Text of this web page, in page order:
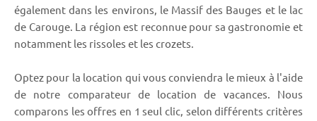
également dans les environs, le Massif des Bauges et le lac
de Carouge. La région est reconnue pour sa gastronomie et
notamment les rissoles et les crozets.
Optez pour la location qui vous conviendra le mieux à l'aide
de notre comparateur de location de vacances. Nous
comparons les offres en 1 seul clic, selon différents critères